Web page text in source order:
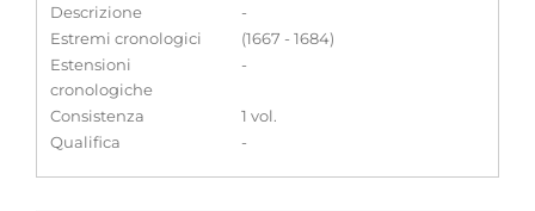
Descrizione
-
Estremi cronologici
(1667 - 1684)
Estensioni
cronologiche
-
Consistenza
1 vol.
Qualifica
-